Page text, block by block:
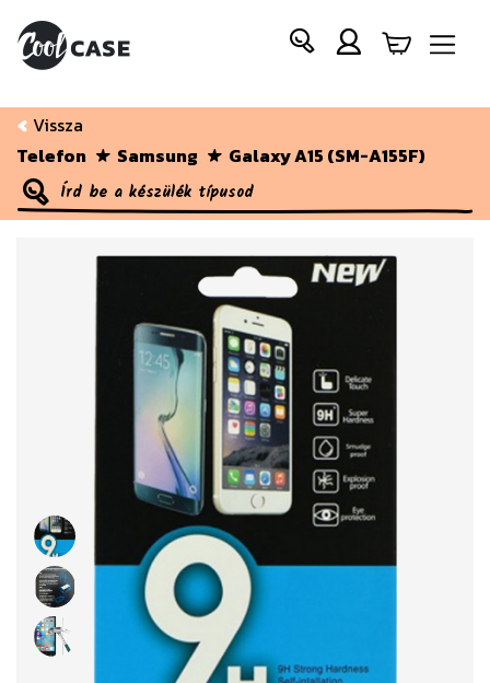
Vissza
Telefon
Samsung Galaxy A15 (SM-A155F)